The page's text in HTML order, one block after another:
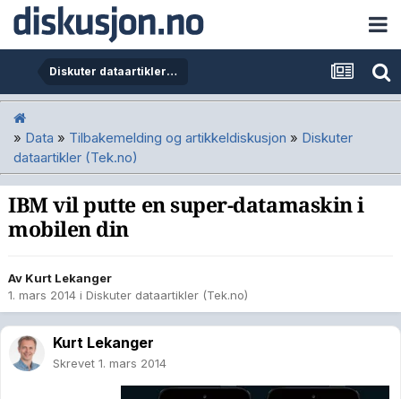
Diskuter dataartikler (Tek.no)
» Data » Tilbakemelding og artikkeldiskusjon » Diskuter
dataartikler (Tek.no)
IBM vil putte en super-datamaskin i
mobilen din
Av Kurt Lekanger
1. mars 2014 i Diskuter dataartikler (Tek.no)
Kurt Lekanger
Skrevet 1. mars 2014